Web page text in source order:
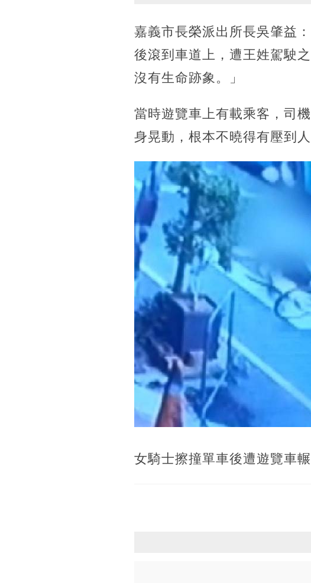
嘉義市長榮派出所長吳肇益
後滾到車道上，遭王姓駕駛
沒有生命跡象。」
當時遊覽車上有載乘客，司
身晃動，根本不曉得有壓到
女騎士擦撞單車後遭遊覽車